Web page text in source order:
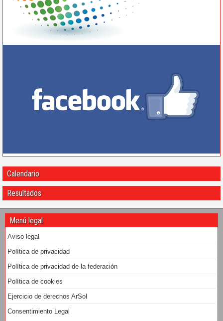
Calendario
Resultados
Menú legal
Aviso legal
Política de privacidad
Política de privacidad de la federación
Política de cookies
Ejercicio de derechos ArSol
Consentimiento Legal